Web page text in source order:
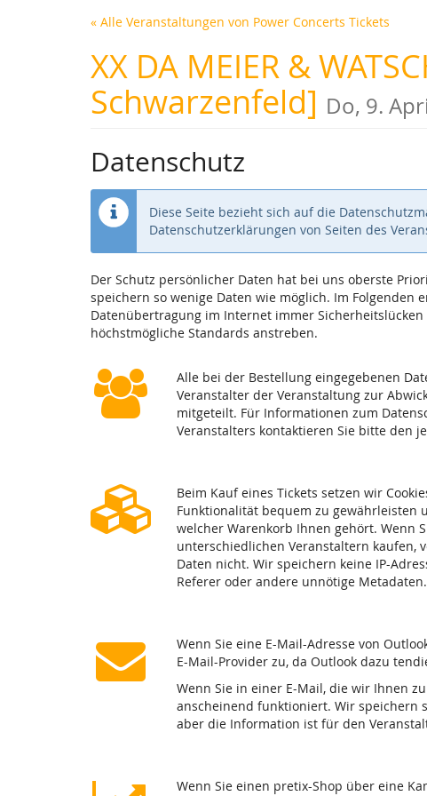
« Alle Veranstaltungen von Power Concerts Tickets
XX DA MEIER &
Schwarzenfeld] Do, 9.
Datenschutz
Diese Seite bezieht sich auf die
Datenschutzerklärungen von Seiten des
Der Schutz persönlicher Daten hat bei uns oberste
speichern so wenige Daten wie möglich. Im
Datenübertragung im Internet immer
höchstmögliche Standards anstreben.
Alle bei der Bestellung eingegebenen
Veranstalter der Veranstaltung zur
mitgeteilt. Für Informationen zum
Veranstalters kontaktieren Sie bitte den
Beim Kauf eines Tickets setzen wir
Funktionalität bequem zu gewährleisten
welcher Warenkorb Ihnen gehört. Wenn
unterschiedlichen Veranstaltern kaufen,
Daten nicht. Wir speichern keine IP-
Referer oder andere unnötige Metadaten.
Wenn Sie eine E-Mail-Adresse von
E-Mail-Provider zu, da Outlook dazu
Wenn Sie in einer E-Mail, die wir Ihnen
anscheinend funktioniert. Wir speichern
aber die Information ist für den
Wenn Sie einen pretix-Shop über eine